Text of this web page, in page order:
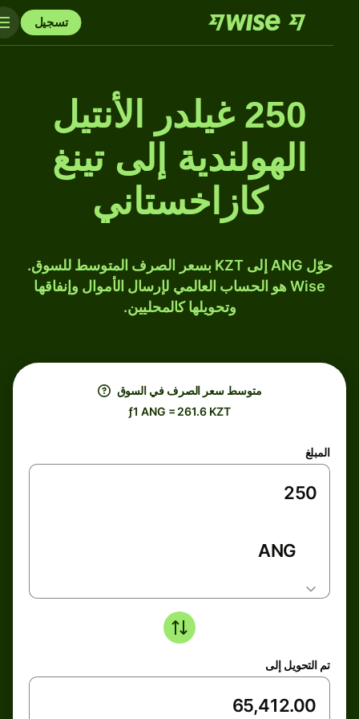
تسجيل
250 غيلدر الأنتيل
الهولندية إلى تينغ
كازاخستاني
حوّل ANG إلى KZT بسعر الصرف المتوسط للسوق.
Wise هو الحساب العالمي لإرسال الأموال وإنفاقها
وتحويلها كالمحليين.
متوسط ​​سعر الصرف في السوق
ƒ1 ANG = 261.6 KZT
المبلغ
ANG
تم التحويل إلى